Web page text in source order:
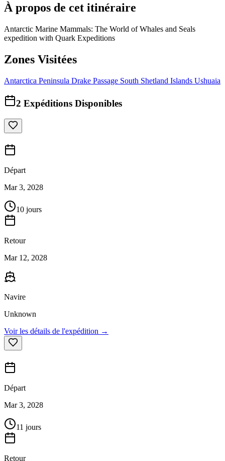
À propos de cet itinéraire
Antarctic Marine Mammals: The World of Whales and Seals
expedition with Quark Expeditions
Zones Visitées
Antarctica Peninsula Drake Passage South Shetland Islands Ushuaia
2 Expéditions Disponibles
Départ
Mar 3, 2028
10 jours
Retour
Mar 12, 2028
Navire
Unknown
Voir les détails de l'expédition →
Départ
Mar 3, 2028
11 jours
Retour